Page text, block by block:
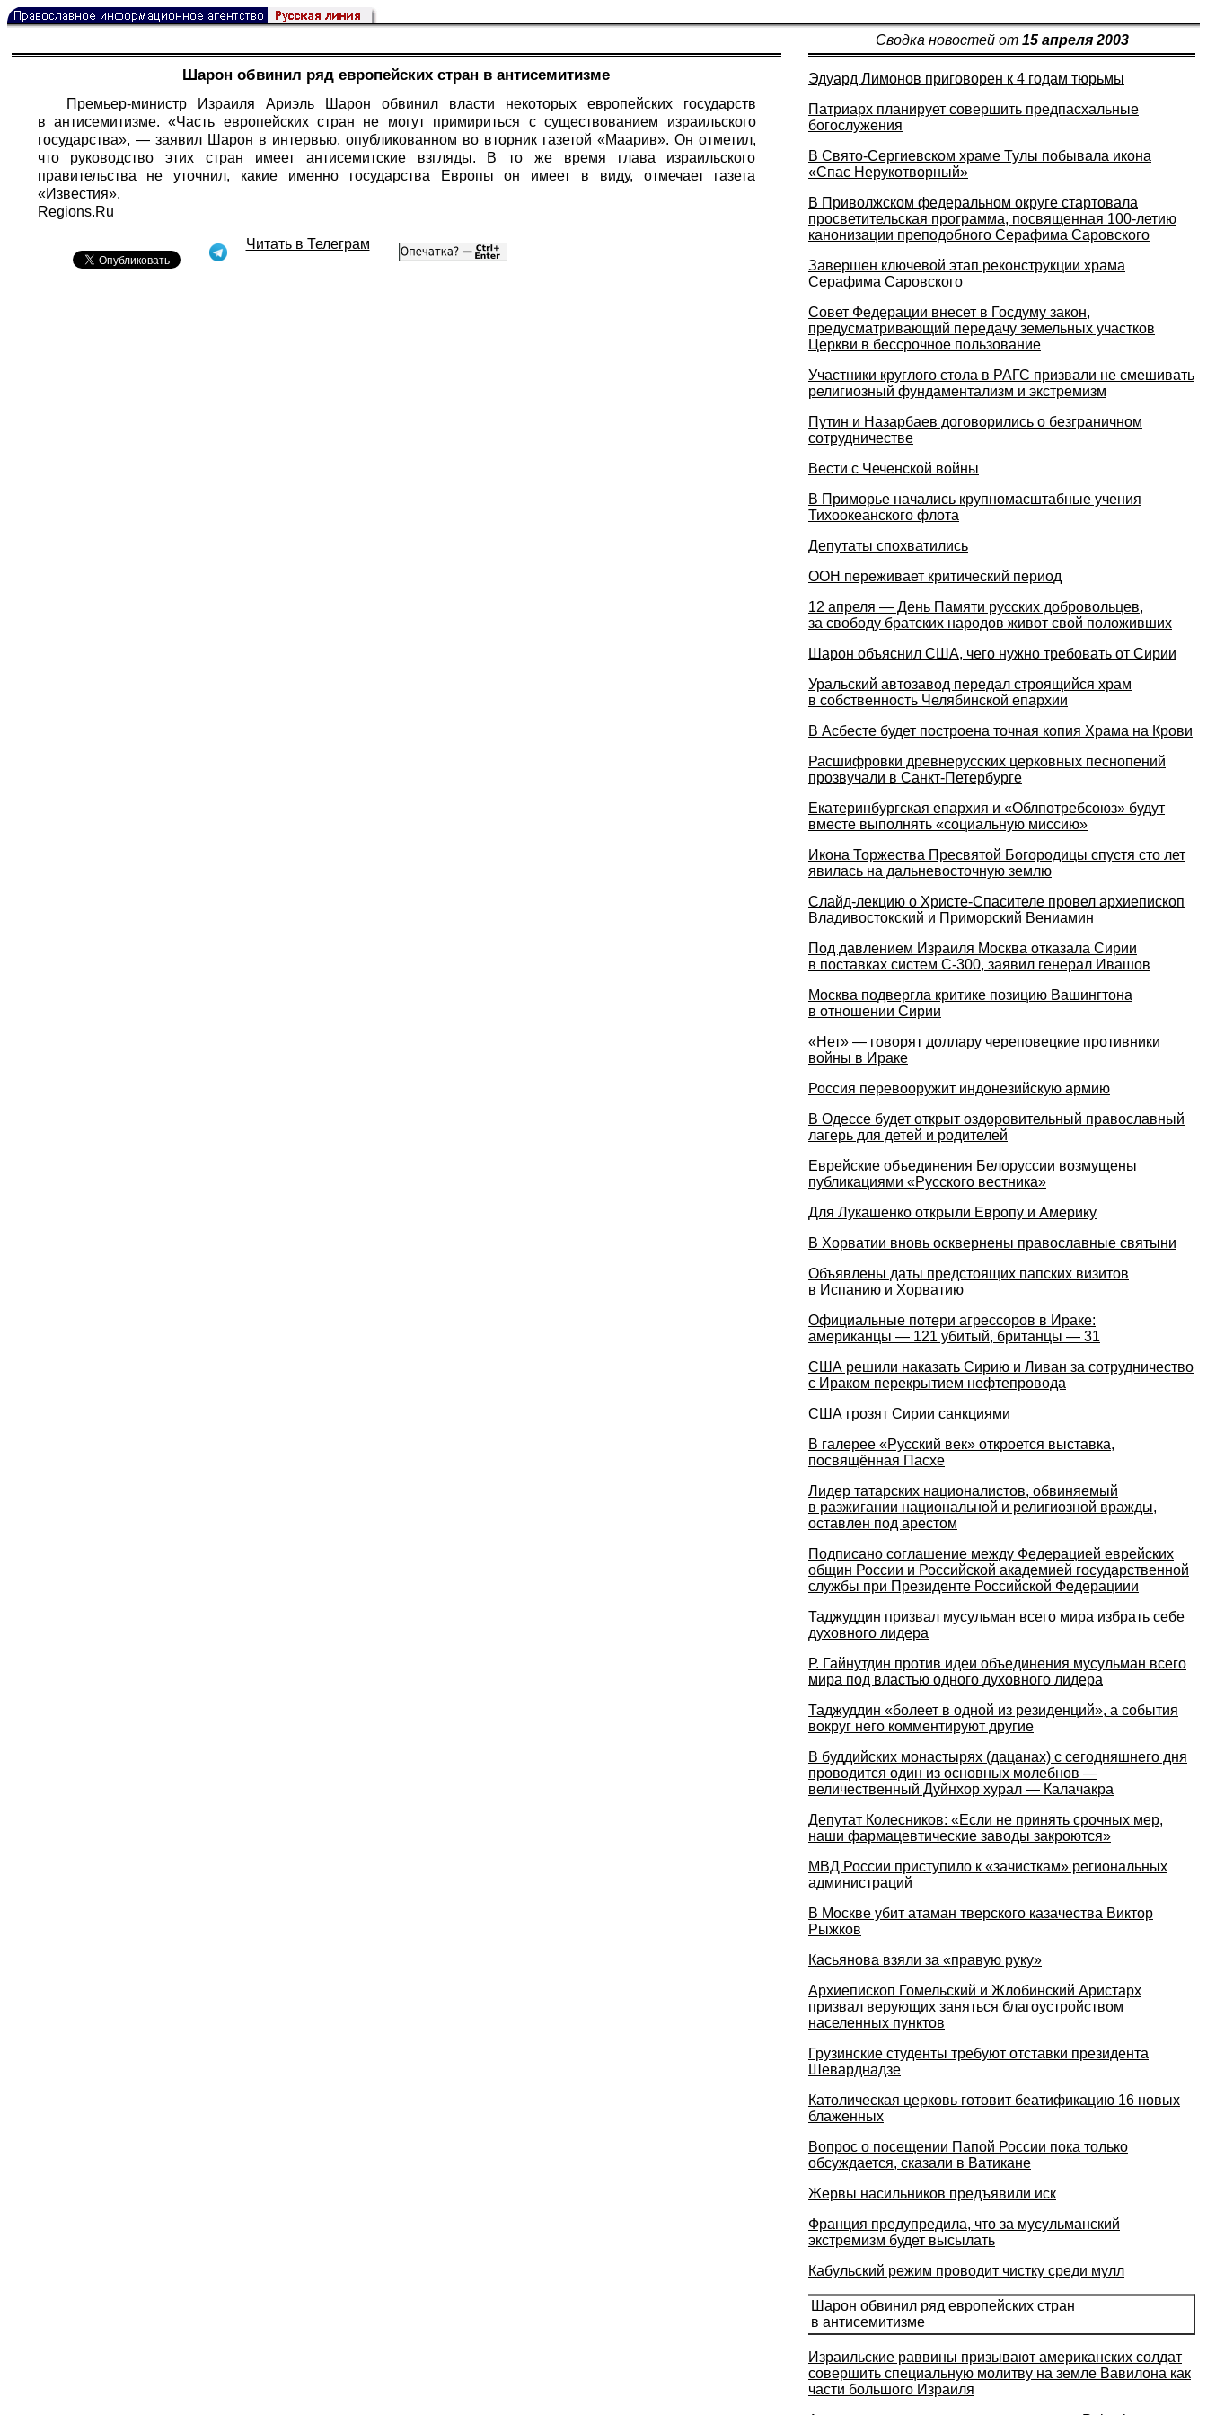
Сводка новостей от 15 апреля 2003
Шарон обвинил ряд европейских стран в антисемитизме
Премьер-министр Израиля Ариэль Шарон обвинил власти некоторых европейских государств
в антисемитизме. «Часть европейских стран не могут примириться с существованием израильского
государства», — заявил Шарон в интервью, опубликованном во вторник газетой «Маарив». Он отметил,
что руководство этих стран имеет антисемитские взгляды. В то же время глава израильского
правительства не уточнил, какие именно государства Европы он имеет в виду, отмечает газета
«Известия».
Regions.Ru
Читать в Телеграм
Эдуард Лимонов приговорен к 4 годам тюрьмы
Патриарх планирует совершить предпасхальные
богослужения
В Свято-Сергиевском храме Тулы побывала икона
«Спас Нерукотворный»
В Приволжском федеральном округе стартовала
просветительская программа, посвященная 100-летию
канонизации преподобного Серафима Саровского
Завершен ключевой этап реконструкции храма
Серафима Саровского
Совет Федерации внесет в Госдуму закон,
предусматривающий передачу земельных участков
Церкви в бессрочное пользование
Участники круглого стола в РАГС призвали не смешивать
религиозный фундаментализм и экстремизм
Путин и Назарбаев договорились о безграничном
сотрудничестве
Вести с Чеченской войны
В Приморье начались крупномасштабные учения
Тихоокеанского флота
Депутаты спохватились
ООН переживает критический период
12 апреля — День Памяти русских добровольцев,
за свободу братских народов живот свой положивших
Шарон объяснил США, чего нужно требовать от Сирии
Уральский автозавод передал строящийся храм
в собственность Челябинской епархии
В Асбесте будет построена точная копия Храма на Крови
Расшифровки древнерусских церковных песнопений
прозвучали в Санкт-Петербурге
Екатеринбургская епархия и «Облпотребсоюз» будут
вместе выполнять «социальную миссию»
Икона Торжества Пресвятой Богородицы спустя сто лет
явилась на дальневосточную землю
Слайд-лекцию о Христе-Спасителе провел архиепископ
Владивостокский и Приморский Вениамин
Под давлением Израиля Москва отказала Сирии
в поставках систем С-300, заявил генерал Ивашов
Москва подвергла критике позицию Вашингтона
в отношении Сирии
«Нет» — говорят доллару череповецкие противники
войны в Ираке
Россия перевооружит индонезийскую армию
В Одессе будет открыт оздоровительный православный
лагерь для детей и родителей
Еврейские объединения Белоруссии возмущены
публикациями «Русского вестника»
Для Лукашенко открыли Европу и Америку
В Хорватии вновь осквернены православные святыни
Объявлены даты предстоящих папских визитов
в Испанию и Хорватию
Официальные потери агрессоров в Ираке:
американцы — 121 убитый, британцы — 31
США решили наказать Сирию и Ливан за сотрудничество
с Ираком перекрытием нефтепровода
США грозят Сирии санкциями
В галерее «Русский век» откроется выставка,
посвящённая Пасхе
Лидер татарских националистов, обвиняемый
в разжигании национальной и религиозной вражды,
оставлен под арестом
Подписано соглашение между Федерацией еврейских
общин России и Российской академией государственной
службы при Президенте Российской Федерациии
Таджуддин призвал мусульман всего мира избрать себе
духовного лидера
Р. Гайнутдин против идеи объединения мусульман всего
мира под властью одного духовного лидера
Таджуддин «болеет в одной из резиденций», а события
вокруг него комментируют другие
В буддийских монастырях (дацанах) с сегодняшнего дня
проводится один из основных молебнов —
величественный Дуйнхор хурал — Калачакра
Депутат Колесников: «Если не принять срочных мер,
наши фармацевтические заводы закроются»
МВД России приступило к «зачисткам» региональных
администраций
В Москве убит атаман тверского казачества Виктор
Рыжков
Касьянова взяли за «правую руку»
Архиепископ Гомельский и Жлобинский Аристарх
призвал верующих заняться благоустройством
населенных пунктов
Грузинские студенты требуют отставки президента
Шеварднадзе
Католическая церковь готовит беатификацию 16 новых
блаженных
Вопрос о посещении Папой России пока только
обсуждается, сказали в Ватикане
Жервы насильников предъявили иск
Франция предупредила, что за мусульманский
экстремизм будет высылать
Кабульский режим проводит чистку среди мулл
Шарон обвинил ряд европейских стран
в антисемитизме
Израильские раввины призывают американских солдат
совершить специальную молитву на земле Вавилона как
части большого Израиля